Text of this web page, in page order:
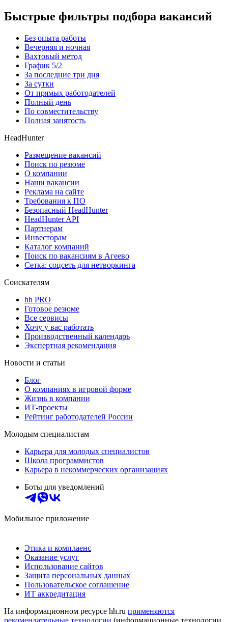
Быстрые фильтры подбора вакансий
Без опыта работы
Вечерняя и ночная
Вахтовый метод
График 5/2
За последние три дня
За сутки
От прямых работодателей
Полный день
По совместительству
Полная занятость
HeadHunter
Размещение вакансий
Поиск по резюме
О компании
Наши вакансии
Реклама на сайте
Требования к ПО
Безопасный HeadHunter
HeadHunter API
Партнерам
Инвесторам
Каталог компаний
Поиск по вакансиям в Агеево
Сетка: соцсеть для нетворкинга
Соискателям
hh PRO
Готовое резюме
Все сервисы
Хочу у вас работать
Производственный календарь
Экспертная рекомендация
Новости и статьи
Блог
О компаниях в игровой форме
Жизнь в компании
ИТ-проекты
Рейтинг работодателей России
Молодым специалистам
Карьера для молодых специалистов
Школа программистов
Карьера в некоммерческих организациях
Боты для уведомлений
Мобильное приложение
Этика и комплаенс
Оказание услуг
Использование сайтов
Защита персональных данных
Пользовательское соглашение
ИТ аккредитация
На информационном ресурсе hh.ru применяются
рекомендательные технологии (информационные технологии